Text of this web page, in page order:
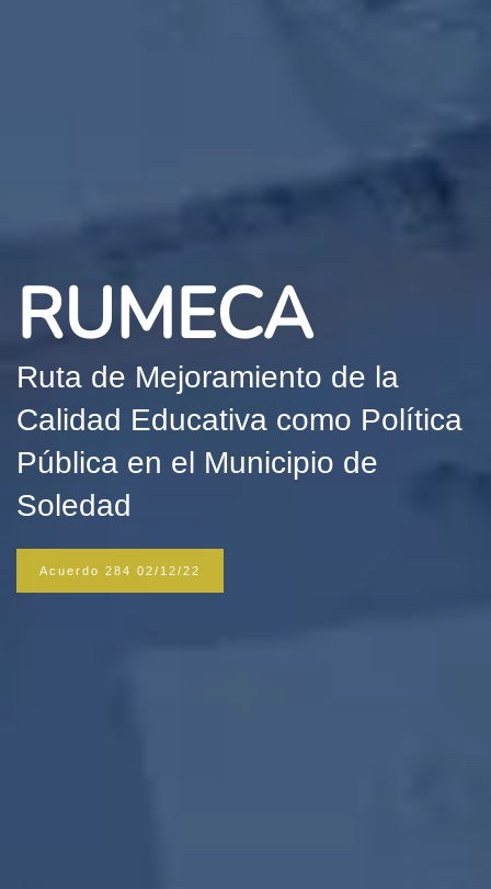
RUMECA
Ruta de Mejoramiento de la
Calidad Educativa como Política
Pública en el Municipio de
Soledad
Acuerdo 284 02/12/22